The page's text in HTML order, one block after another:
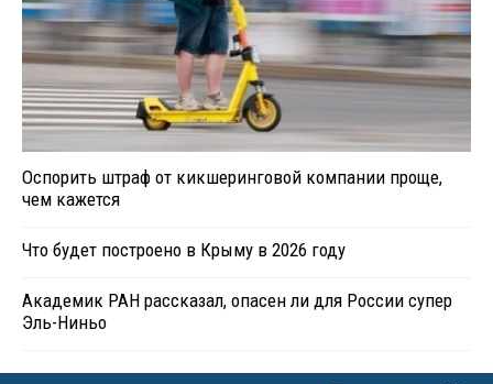
Оспорить штраф от кикшеринговой компании проще,
чем кажется
Что будет построено в Крыму в 2026 году
Академик РАН рассказал, опасен ли для России супер
Эль-Ниньо